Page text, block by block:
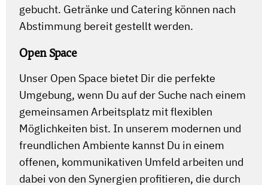
gebucht. Getränke und Catering können nach
Abstimmung bereit gestellt werden.
Open Space
Unser Open Space bietet Dir die perfekte
Umgebung, wenn Du auf der Suche nach einem
gemeinsamen Arbeitsplatz mit flexiblen
Möglichkeiten bist. In unserem modernen und
freundlichen Ambiente kannst Du in einem
offenen, kommunikativen Umfeld arbeiten und
dabei von den Synergien profitieren, die durch